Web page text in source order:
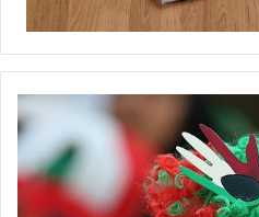
در اینستاگرام دنبال کنید
فوتسال زنان نطنز